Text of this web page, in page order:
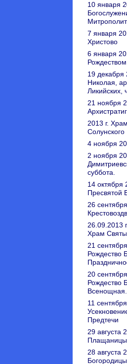
10 января
7 января
Христово
6 января
19 декабря
Николая,
Ликийских,
21 ноября
2013 г.
Солунского
4 ноября
2 ноября
суббота.
14 октября
Пресвятой
26
26.09.2013
Храм
21
Рождество
20
Рождество
Всенощная.
11
Предтечи
29 августа
Плащаницы
28 августа
Богородицы